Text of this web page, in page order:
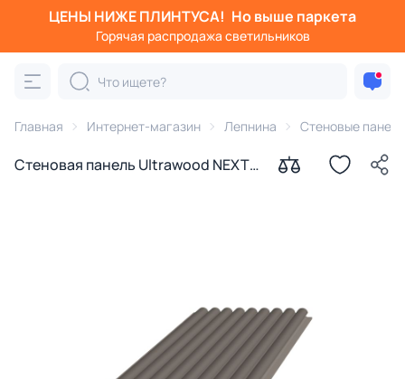
ЦЕНЫ НИЖЕ ПЛИНТУСА! Но выше паркета
Горячая распродажа светильников
Главная Интернет-магазин Лепнина Стеновые панели
Стеновая панель Ultrawood NEXT